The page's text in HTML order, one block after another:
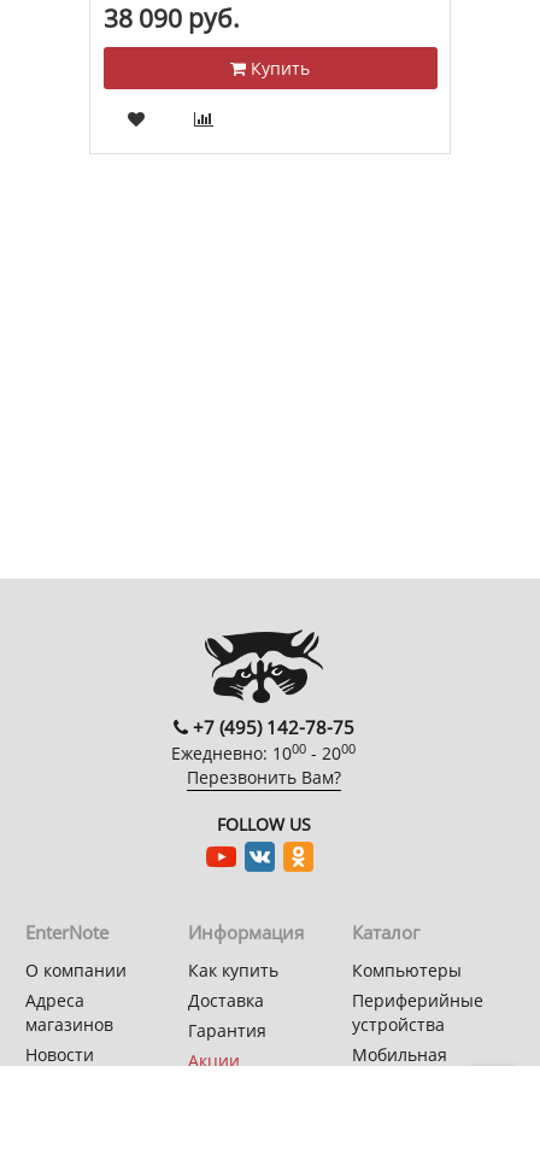
38 090 руб.
Купить
+7 (495) 142-78-75
Ежедневно: 1000 - 2000
Перезвонить Вам?
FOLLOW US
EnterNote
О компании
Адреса
магазинов
Новости
Информация
Как купить
Доставка
Гарантия
Акции
Каталог
Компьютеры
Периферийные
устройства
Мобильная